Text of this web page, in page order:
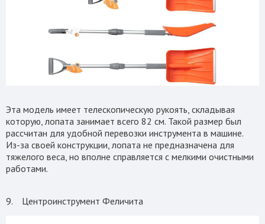
Эта модель имеет телескопическую рукоять, складывая
которую, лопата занимает всего 82 см. Такой размер был
рассчитан для удобной перевозки инструмента в машине.
Из-за своей конструкции, лопата не предназначена для
тяжелого веса, но вполне справляется с мелкими очистными
работами.
9. Центроинструмент Феличита